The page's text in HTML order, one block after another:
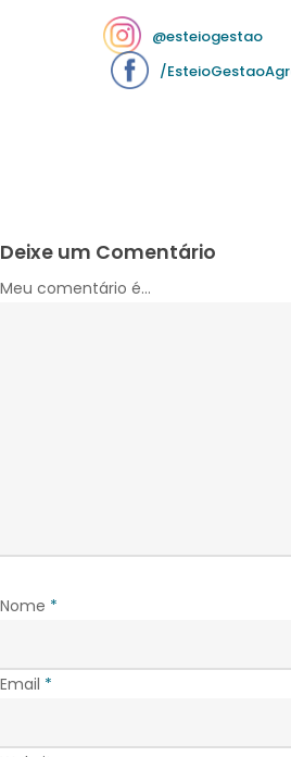
@esteiogestao
/
Deixe um Comentário
Meu comentário é...
Nome *
Email *